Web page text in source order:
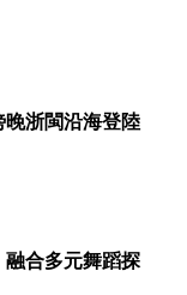
晚浙閩沿海登陸
合多元舞蹈探